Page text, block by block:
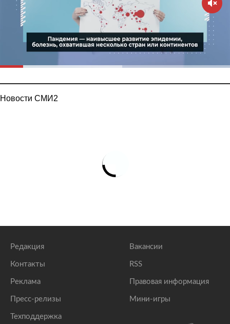
Новости СМИ2
Редакция
Контакты
Реклама
Пресс-релизы
Техподдержка
Вакансии
RSS
Правовая информация
Мини-игры